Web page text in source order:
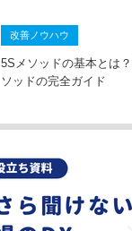
改善ノウハウ
5Sメソッドの基本とは
ソッドの完全ガイド